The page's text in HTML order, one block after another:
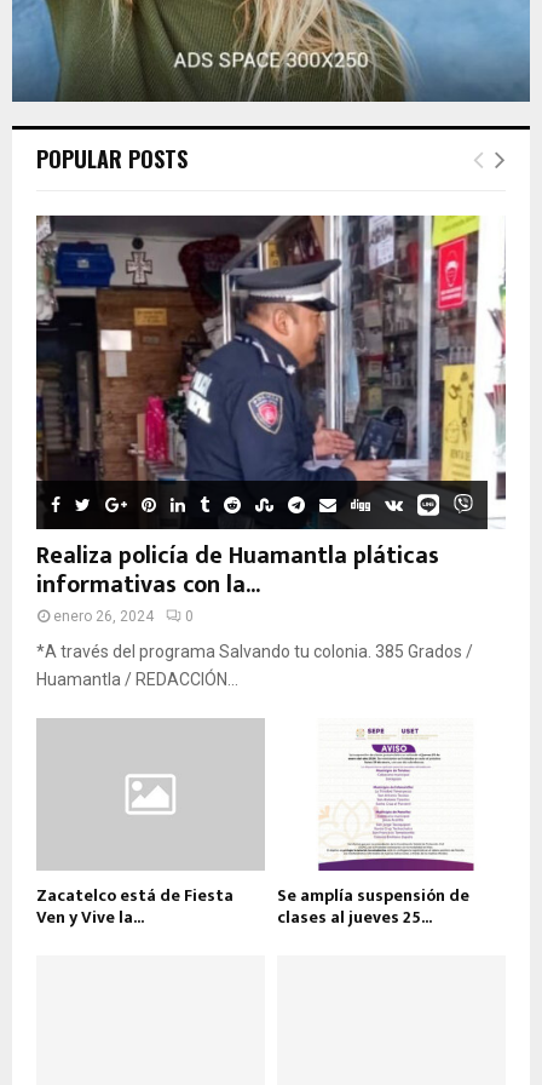
POPULAR POSTS
Realiza policía de Huamantla pláticas
informativas con la...
enero 26, 2024 0
*A través del programa Salvando tu colonia. 385 Grados /
Huamantla / REDACCIÓN...
Zacatelco está de Fiesta
Ven y Vive la...
Se amplía suspensión de
clases al jueves 25...